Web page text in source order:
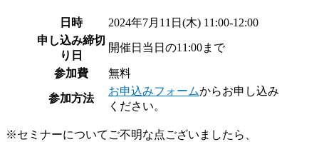
日時
2024年7月11日(木) 11:00-12:00
申し込み締切
り日
開催日当日の11:00まで
参加費 無料
参加方法
お申込みフォームからお申し込み
ください。
※セミナーについてご不明な点ございましたら、